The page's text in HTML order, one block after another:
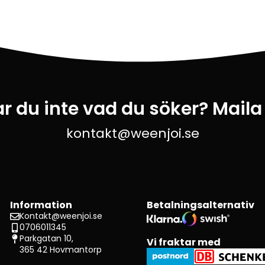
du inte vad du söker?
kontakt@weenjoi.se
Information
Kontakt@weenjoi.se
0706011345
Parkgatan 10,
365 42 Hovmantorp
Betalningsalternativ
Vi fraktar med